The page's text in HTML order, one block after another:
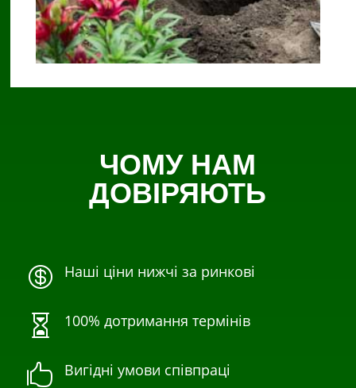
ЧОМУ НАМ
ДОВІРЯЮТЬ
 Наші ціни нижчі за ринкові
 100% дотримання термінів
 Вигідні умови співпраці